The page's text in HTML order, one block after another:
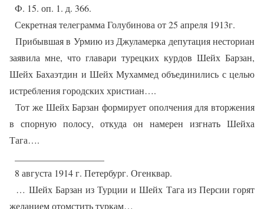
Ф. 15. оп. 1. д. 366.
Секретная телеграмма Голубинова от 25 апреля 1913г.
Прибывшая в Урмию из Джуламерка депутация несториан
заявила мне, что главари турецких курдов Шейх Барзан,
Шейх Бахаэтдин и Шейх Мухаммед объединились с целью
истребления городских христиан….
Тот же Шейх Барзан формирует ополчения для вторжения
в спорную полосу, откуда он намерен изгнать Шейха
Тага….
8 августа 1914 г. Петербург. Огенквар.
… Шейх Барзан из Турции и Шейх Тага из Персии горят
желанием отомстить туркам…